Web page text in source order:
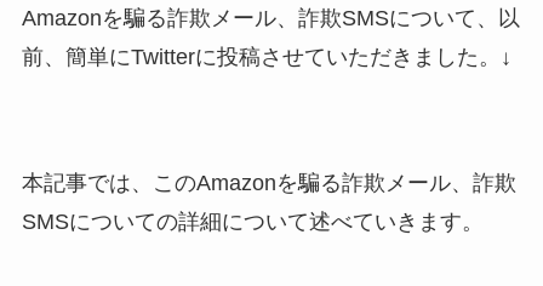
Amazonを騙る詐欺メール、詐欺SMSについて、以
前、簡単にTwitterに投稿させていただきました。↓
本記事では、このAmazonを騙る詐欺メール、詐欺
SMSについての詳細について述べていきます。